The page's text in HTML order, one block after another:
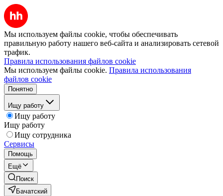
Мы используем файлы cookie, чтобы обеспечивать
правильную работу нашего веб-сайта и анализировать сетевой
трафик.
Правила использования файлов cookie
Мы используем файлы cookie. Правила использования
файлов cookie
Понятно
Ищу работу
Ищу работу
Ищу работу
Ищу сотрудника
Сервисы
Помощь
Ещё
Поиск
Бачатский